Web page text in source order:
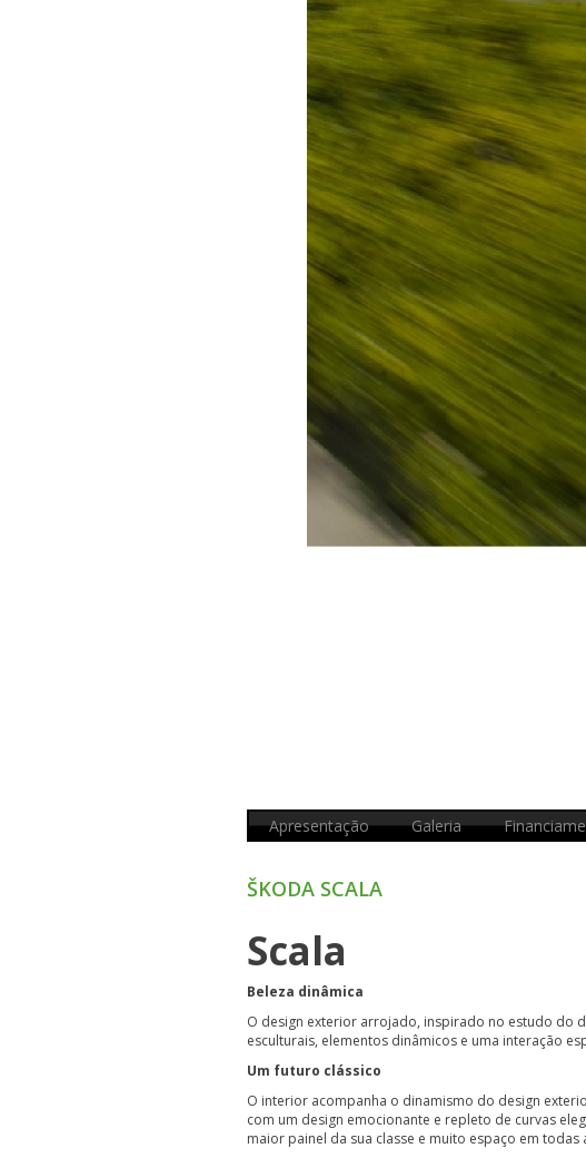
Apresentação Galeria
ŠKODA SCALA
Scala
Beleza dinâmica
O design exterior arrojado, inspirado no estudo do
esculturais, elementos dinâmicos e uma interação
Um futuro clássico
O interior acompanha o dinamismo do design
com um design emocionante e repleto de curvas
maior painel da sua classe e muito espaço em todas